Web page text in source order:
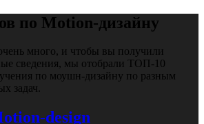
по Motion-дизайну
много, и чтобы вы получили
сведения, мы отобрали ТОП-10
по моушн-дизайну по разным
задач.
design